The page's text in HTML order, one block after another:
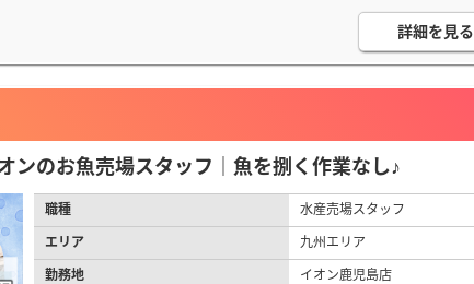
詳細を見る
ンのお魚売場スタッフ｜魚を捌く作業なし♪
職種 水産売場スタッフ
エリア 九州エリア
勤務地 イオン鹿児島店